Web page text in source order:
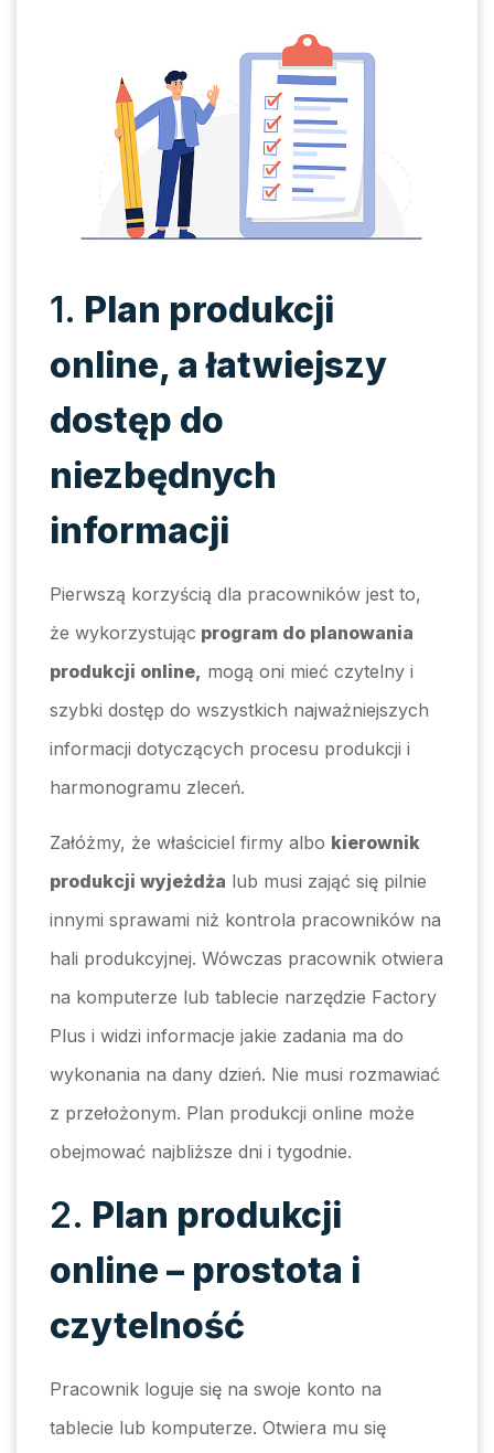
1. Plan produkcji
online, a łatwiejszy
dostęp do
niezbędnych
informacji
Pierwszą korzyścią dla pracowników jest to,
że wykorzystując program do planowania
produkcji online, mogą oni mieć czytelny i
szybki dostęp do wszystkich najważniejszych
informacji dotyczących procesu produkcji i
harmonogramu zleceń.
Załóżmy, że właściciel firmy albo kierownik
produkcji wyjeżdża lub musi zająć się pilnie
innymi sprawami niż kontrola pracowników na
hali produkcyjnej. Wówczas pracownik otwiera
na komputerze lub tablecie narzędzie Factory
Plus i widzi informacje jakie zadania ma do
wykonania na dany dzień. Nie musi rozmawiać
z przełożonym. Plan produkcji online może
obejmować najbliższe dni i tygodnie.
2. Plan produkcji
online – prostota i
czytelność
Pracownik loguje się na swoje konto na
tablecie lub komputerze. Otwiera mu się